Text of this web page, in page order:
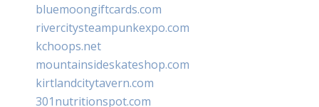
bluemoongiftcards.com
rivercitysteampunkexpo.com
kchoops.net
mountainsideskateshop.com
kirtlandcitytavern.com
301nutritionspot.com